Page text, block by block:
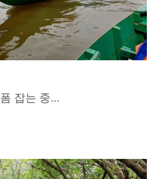
폼 잡는 중...